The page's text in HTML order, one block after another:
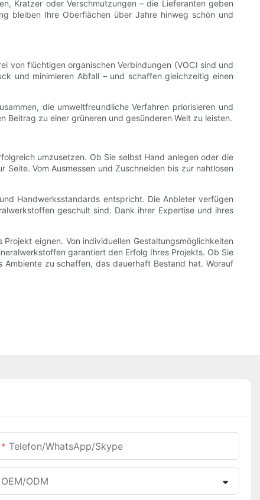
Kratzer oder Verschmutzungen – die Lieferanten geben
bleiben Ihre Oberflächen über Jahre hinweg schön und
von flüchtigen organischen Verbindungen (VOC) sind und
und minimieren Abfall – und schaffen gleichzeitig einen
die umweltfreundliche Verfahren priorisieren und
Beitrag zu einer grüneren und gesünderen Welt zu leisten.
umzusetzen. Ob Sie selbst Hand anlegen oder die
Vom Ausmessen und Zuschneiden bis zur nahtlosen
Handwerksstandards entspricht. Die Anbieter verfügen
geschult sind. Dank ihrer Expertise und ihres
eignen. Von individuellen Gestaltungsmöglichkeiten
garantiert den Erfolg Ihres Projekts. Ob Sie
zu schaffen, das dauerhaft Bestand hat. Worauf
Telefon/WhatsApp/Skype
OEM/ODM